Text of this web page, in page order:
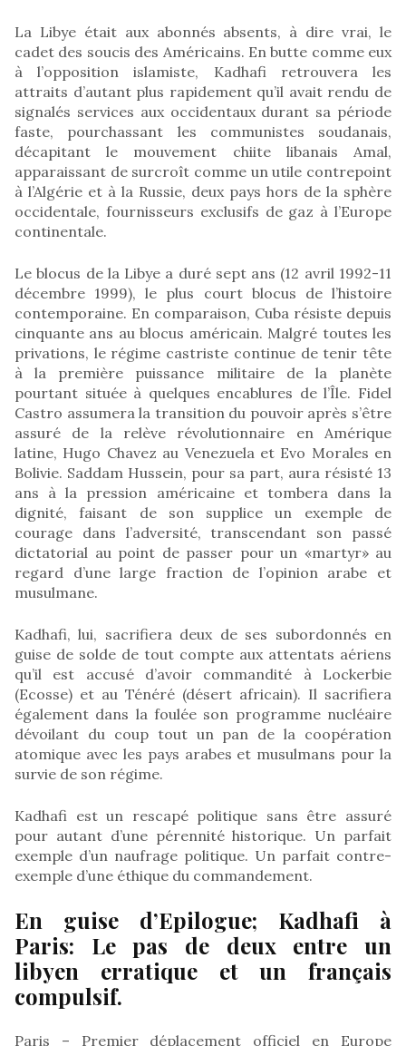
La Libye était aux abonnés absents, à dire vrai, le
cadet des soucis des Américains. En butte comme eux
à l’opposition islamiste, Kadhafi retrouvera les
attraits d’autant plus rapidement qu’il avait rendu de
signalés services aux occidentaux durant sa période
faste, pourchassant les communistes soudanais,
décapitant le mouvement chiite libanais Amal,
apparaissant de surcroît comme un utile contrepoint
à l’Algérie et à la Russie, deux pays hors de la sphère
occidentale, fournisseurs exclusifs de gaz à l’Europe
continentale.
Le blocus de la Libye a duré sept ans (12 avril 1992-11
décembre 1999), le plus court blocus de l’histoire
contemporaine. En comparaison, Cuba résiste depuis
cinquante ans au blocus américain. Malgré toutes les
privations, le régime castriste continue de tenir tête
à la première puissance militaire de la planète
pourtant située à quelques encablures de l’Île. Fidel
Castro assumera la transition du pouvoir après s’être
assuré de la relève révolutionnaire en Amérique
latine, Hugo Chavez au Venezuela et Evo Morales en
Bolivie. Saddam Hussein, pour sa part, aura résisté 13
ans à la pression américaine et tombera dans la
dignité, faisant de son supplice un exemple de
courage dans l’adversité, transcendant son passé
dictatorial au point de passer pour un «martyr» au
regard d’une large fraction de l’opinion arabe et
musulmane.
Kadhafi, lui, sacrifiera deux de ses subordonnés en
guise de solde de tout compte aux attentats aériens
qu’il est accusé d’avoir commandité à Lockerbie
(Ecosse) et au Ténéré (désert africain). Il sacrifiera
également dans la foulée son programme nucléaire
dévoilant du coup tout un pan de la coopération
atomique avec les pays arabes et musulmans pour la
survie de son régime.
Kadhafi est un rescapé politique sans être assuré
pour autant d’une pérennité historique. Un parfait
exemple d’un naufrage politique. Un parfait contre-
exemple d’une éthique du commandement.
En guise d’Epilogue; Kadhafi à
Paris: Le pas de deux entre un
libyen erratique et un français
compulsif.
Paris – Premier déplacement officiel en Europe